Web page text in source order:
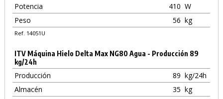
Potencia
410 W
Peso
56 kg
Ref. 14051U
ITV Máquina Hielo Delta Max NG80 Agua - Producción 89
kg/24h
Producción 89 kg/24h
Almacén
35 kg